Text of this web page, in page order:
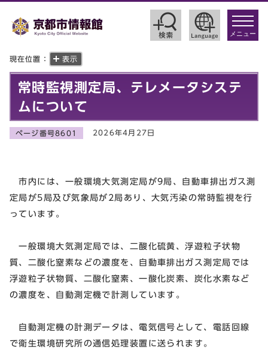
toggle
メニュー
現在位置： 表示
常時監視測定局、テレメータシステ
ムについて
ページ番号8601 2026年4月27日
市内には、一般環境大気測定局が9局、自動車排出ガス測
定局が5局及び気象局が2局あり、大気汚染の常時監視を行
っています。
一般環境大気測定局では、二酸化硫黄、浮遊粒子状物
質、二酸化窒素などの濃度を、自動車排出ガス測定局では
浮遊粒子状物質、二酸化窒素、一酸化炭素、炭化水素など
の濃度を、自動測定機で計測しています。
自動測定機の計測データは、電気信号として、電話回線
で衛生環境研究所の通信処理装置に送られます。